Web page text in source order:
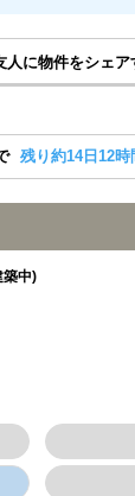
人に物件をシェア
残り約14日12時
中)